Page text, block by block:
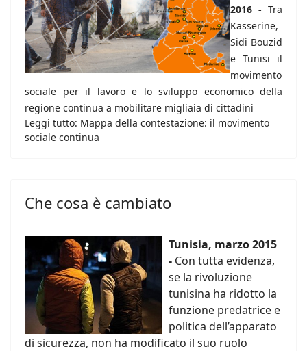
2016 - Tra
Kasserine,
Sidi Bouzid
e Tunisi il
movimento
sociale per il lavoro e lo sviluppo economico della
regione continua a mobilitare migliaia di cittadini
Leggi tutto: Mappa della contestazione: il movimento
sociale continua
Che cosa è cambiato
Tunisia, marzo 2015
- Con tutta evidenza,
se la rivoluzione
tunisina ha ridotto la
funzione predatrice e
politica dell’apparato
di sicurezza, non ha modificato il suo ruolo